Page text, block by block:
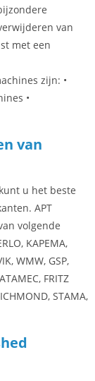
van
met een
zijn: •
•
van
u het beste
APT
volgende
KAPEMA,
WMW, GSP,
FRITZ
STAMA,